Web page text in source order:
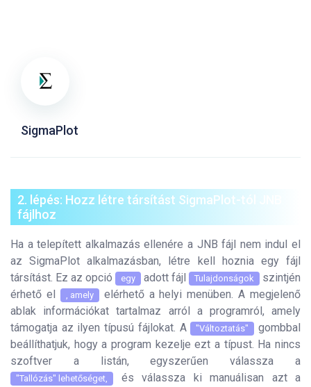
SigmaPlot
2. lépés: Hozz létre társítást SigmaPlot-tól JNB
fájlhoz
Ha a telepített alkalmazás ellenére a JNB fájl nem indul el
az SigmaPlot alkalmazásban, létre kell hoznia egy fájl
társítást. Ez az opció
egy adott fájl Tulajdonságok
szintjén
érhető el
, amely elérhető a helyi menüben. A megjelenő
ablak információkat tartalmaz arról a programról, amely
támogatja az ilyen típusú fájlokat. A "Változtatás"
gombbal
beállíthatjuk, hogy a program kezelje ezt a típust. Ha nincs
szoftver a listán, egyszerűen válassza a
"Tallózás" lehetőséget,
és válassza ki manuálisan azt a